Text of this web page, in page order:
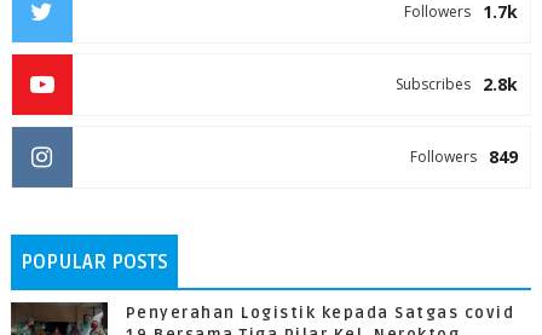
1.7k
Followers
2.8k
Subscribes
849
Followers
POPULAR POSTS
Penyerahan Logistik kepada Satgas covid